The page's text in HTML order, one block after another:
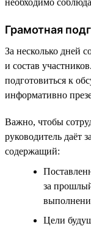
Грамотная
За несколько дней
и состав
подготовиться к
информативно
Важно, чтобы
руководитель даёт
содержащий:
за
Цели